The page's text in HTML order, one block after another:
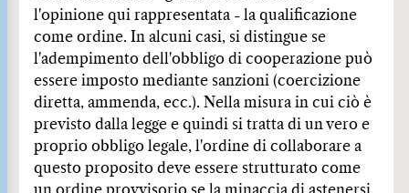
l'opinione qui rappresentata - la qualificazione
come ordine. In alcuni casi, si distingue se
l'adempimento dell'obbligo di cooperazione può
essere imposto mediante sanzioni (coercizione
diretta, ammenda, ecc.). Nella misura in cui ciò è
previsto dalla legge e quindi si tratta di un vero e
proprio obbligo legale, l'ordine di collaborare a
questo proposito deve essere strutturato come